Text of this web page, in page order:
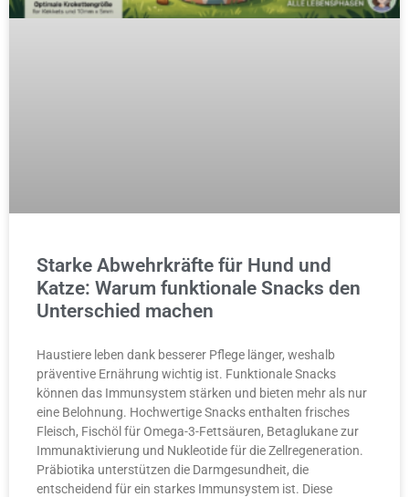
Starke Abwehrkräfte für Hund und
Katze: Warum funktionale Snacks den
Unterschied machen
Haustiere leben dank besserer Pflege länger, weshalb
präventive Ernährung wichtig ist. Funktionale Snacks
können das Immunsystem stärken und bieten mehr als nur
eine Belohnung. Hochwertige Snacks enthalten frisches
Fleisch, Fischöl für Omega-3-Fettsäuren, Betaglukane zur
Immunaktivierung und Nukleotide für die Zellregeneration.
Präbiotika unterstützen die Darmgesundheit, die
entscheidend für ein starkes Immunsystem ist. Diese